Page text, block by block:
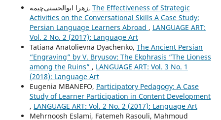
زهرا ابوالحسنی‌چیمه, The Effectiveness of Strategic
Activities on the Conversational Skills A Case Study:
Persian Language Learners Abroad , LANGUAGE ART:
Vol. 2 No. 2 (2017): Language Art
Tatiana Anatolievna Dyachenko, The Ancient Persian
“Engraving” by V. Bryusov: The Ekphrasis “The Lioness
among the Ruins” , LANGUAGE ART: Vol. 3 No. 1
(2018): Language Art
Eugenia MBANEFO, Participatory Pedagogy: A Case
Study of Learner Participation in Content Development
, LANGUAGE ART: Vol. 2 No. 2 (2017): Language Art
Mehrnoosh Eslami, Fatemeh Rasouli, Mahmoud